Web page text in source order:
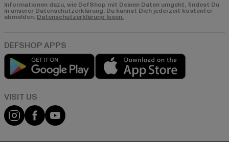
Informationen dazu, wie DefShop mit Deinen Daten umgeht, findest Du
in unserer Datenschutzerklärung. Du kannst Dich jederzeit kostenfei
abmelden. Datenschutzerklärung lesen.
Play market
Visit our Instagram page:
Visit our Facebook page:
Visit our YouTube channel: